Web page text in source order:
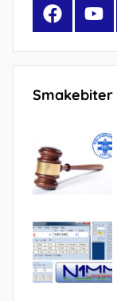
Facebook